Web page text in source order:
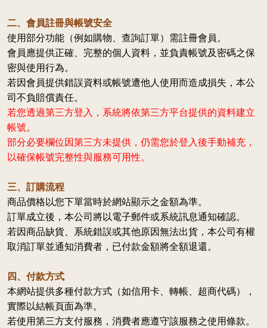
二、會員註冊與帳號安全
使用部分功能（例如購物、查詢訂單）需註冊會員。
會員應提供正確、完整的個人資料，並負責帳號及密碼之保
密與使用行為。
若因會員提供錯誤資料或帳號遭他人使用而造成損失，本公
司不負賠償責任。
若您透過第三方登入，系統將依第三方平台提供的資料建立
帳號。
部分必要欄位因第三方未提供，仍需您於登入後手動補充，
以確保帳號完整性與服務可用性。
三、訂購流程
商品價格以您下單當時於網站顯示之金額為準。
訂單成立後，本公司將以電子郵件或系統訊息通知確認。
若因商品缺貨、系統錯誤或其他原因無法出貨，本公司有權
取消訂單並通知消費者，已付款金額將全額退還。
四、付款方式
本網站提供多種付款方式（如信用卡、轉帳、超商代碼），
實際以結帳頁面為準。
若使用第三方支付服務，消費者應遵守該服務之使用條款。